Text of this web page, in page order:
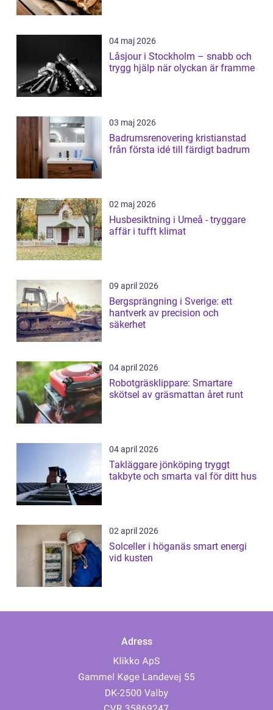
04 maj 2026
Låsjour i Stockholm – snabb och
trygg hjälp när olyckan är framme
03 maj 2026
Badrumsrenovering kristianstad
från första idé till färdigt badrum
02 maj 2026
Husbesiktning i Umeå - tryggare
affär i tufft klimat
09 april 2026
Bergsprängning i Sverige: ett
hantverk av precision och
säkerhet
04 april 2026
Robotgräsklippare: Smartare
skötsel av gräsmattan året runt
04 april 2026
Takläggare jönköping tryggt
takbyte och smarta val för ditt hus
02 april 2026
Solceller i höganäs smart energi
vid kusten
Adress